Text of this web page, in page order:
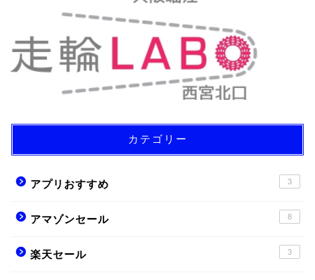
カテゴリー
アプリおすすめ 3
アマゾンセール 8
楽天セール 3